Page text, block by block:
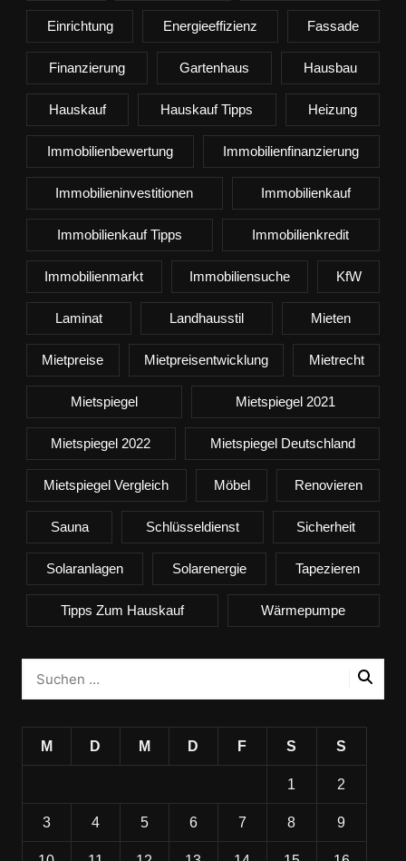
Einrichtung Energieeffizienz Fassade
Finanzierung Gartenhaus Hausbau
Hauskauf Hauskauf Tipps Heizung
Immobilienbewertung Immobilienfinanzierung
Immobilieninvestitionen Immobilienkauf
Immobilienkauf Tipps Immobilienkredit
Immobilienmarkt Immobiliensuche KfW
Laminat Landhausstil Mieten
Mietpreise Mietpreisentwicklung Mietrecht
Mietspiegel Mietspiegel 2021
Mietspiegel 2022 Mietspiegel Deutschland
Mietspiegel Vergleich Möbel Renovieren
Sauna Schlüsseldienst Sicherheit
Solaranlagen Solarenergie Tapezieren
Tipps Zum Hauskauf Wärmepumpe
M D M D F S S
1 2
3 4 5 6 7 8 9